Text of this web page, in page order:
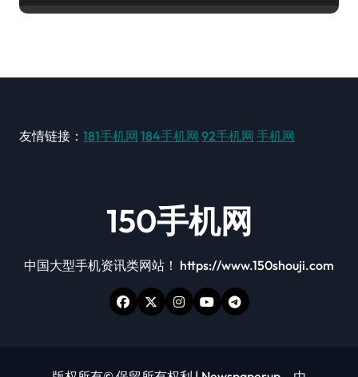
友情链接： 181手机网 184手机网 92手机网 手机网
150手机网
中国大型手机资讯类网站！ https://www.150shouji.com